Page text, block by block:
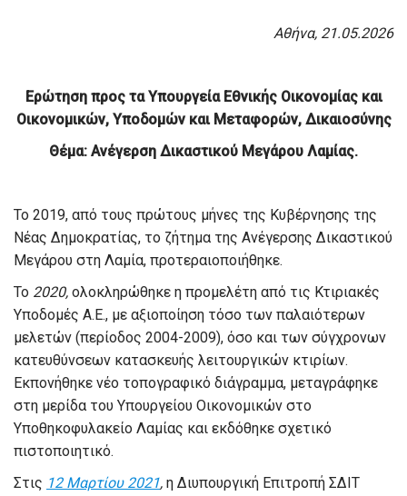
Αθήνα, 21.05.2026
Ερώτηση προς τα Υπουργεία Εθνικής Οικονομίας και
Οικονομικών, Υποδομών και Μεταφορών, Δικαιοσύνης
Θέμα: Ανέγερση Δικαστικού Μεγάρου Λαμίας.
Το 2019, από τους πρώτους μήνες της Κυβέρνησης της
Νέας Δημοκρατίας, το ζήτημα της Ανέγερσης Δικαστικού
Μεγάρου στη Λαμία, προτεραιοποιήθηκε.
Το 2020, ολοκληρώθηκε η προμελέτη από τις Κτιριακές
Υποδομές Α.Ε., με αξιοποίηση τόσο των παλαιότερων
μελετών (περίοδος 2004-2009), όσο και των σύγχρονων
κατευθύνσεων κατασκευής λειτουργικών κτιρίων.
Εκπονήθηκε νέο τοπογραφικό διάγραμμα, μεταγράφηκε
στη μερίδα του Υπουργείου Οικονομικών στο
Yποθηκοφυλακείο Λαμίας και εκδόθηκε σχετικό
πιστοποιητικό.
Στις 12 Μαρτίου 2021, η Διυπουργική Επιτροπή ΣΔΙΤ